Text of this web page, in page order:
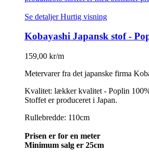
Se detaljerHurtig visning
Kobayashi Japansk stof -
159,00 kr/m
Metervarer fra det japanske firma
Kvalitet: lækker kvalitet - Poplin
Stoffet er produceret i Japan.
Rullebredde: 110cm
Prisen er for en meter
Minimum salg er 25cm